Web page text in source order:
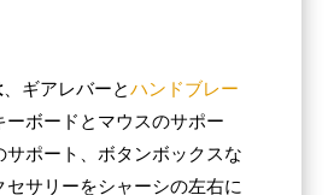
、ギアレバーとハンドブレー
ーボードとマウスのサポー
サポート、ボタンボックスな
セサリーをシャーシの左右に